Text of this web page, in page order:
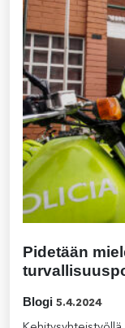
Pidetään
Blogi 5.4.2024